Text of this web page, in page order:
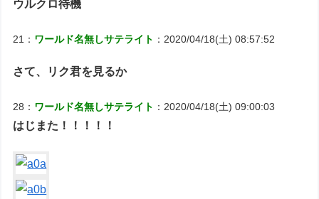
ウルクロ待機
21： ワールド名無しサテライト ：2020/04/18(土) 08:57:52
さて、リク君を見るか
28： ワールド名無しサテライト ：2020/04/18(土) 09:00:03
はじまた！！！！！